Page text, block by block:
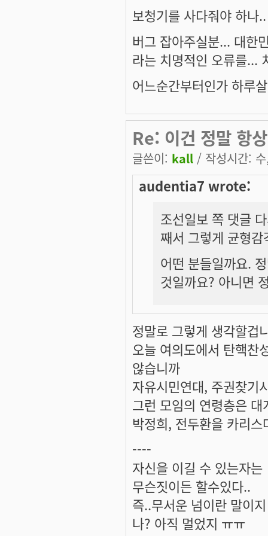
보청기를 사다줘야 하나
버그 잡아주실분... 대한
라는 치명적인 오류를...
어느순간부터인가 하루
Re: 이건 정말 항
글쓴이: kall / 작성시간:
audentia7 wrote:
조선일보 쪽 댓글
째서 그렇게 균형
어떤 분들일까요.
것일까요? 아니면
정말로 그렇게 생각할겁
오늘 여의도에서 탄핵찬
않습니까
자유시민연대, 주권찾기
그런 모임의 연령층은
박정희, 전두환을 카리
----
자신을 이길 수 있는자는
무슨짓이든 할수있다..
즉..무서운 넘이란 말이
나? 아직 멀었지 ㅠㅠ